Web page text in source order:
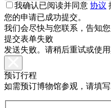
我确认已阅读并同意 协议
您的申请已成功提交。
我们会尽快与您联系，告知您
提交表单失败
发送失败。请稍后重试或使
预订行程
如需预订博物馆参观，请填